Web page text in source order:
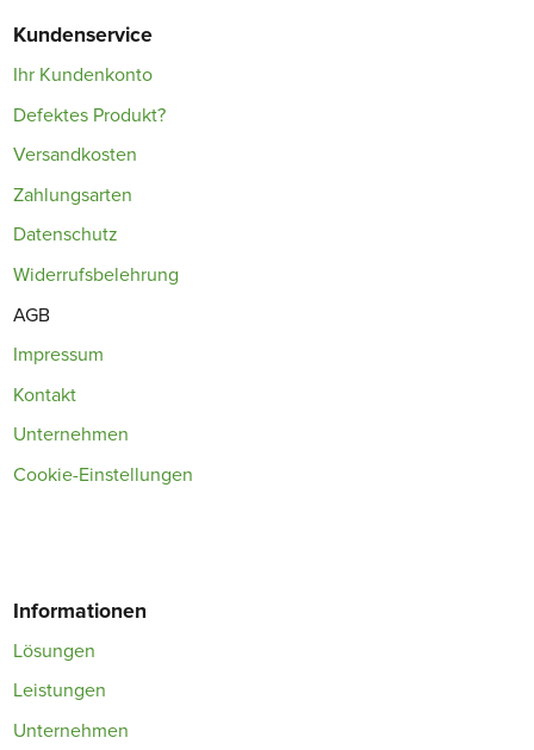
Kundenservice
Ihr Kundenkonto
Defektes Produkt?
Versandkosten
Zahlungsarten
Datenschutz
Widerrufsbelehrung
AGB
Impressum
Kontakt
Unternehmen
Cookie-Einstellungen
Informationen
Lösungen
Leistungen
Unternehmen